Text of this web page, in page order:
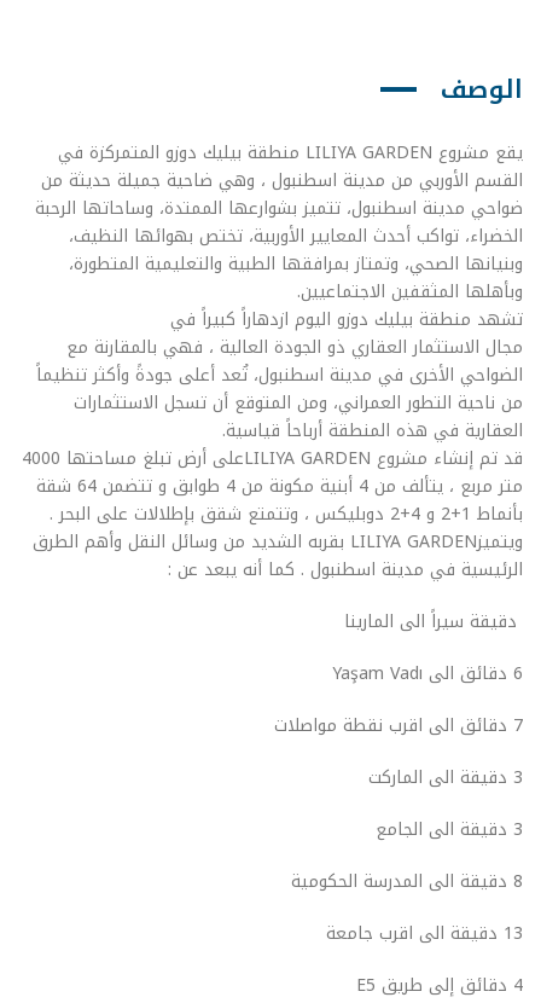
الوصف
يقع مشروع LILIYA GARDEN منطقة بيليك دوزو المتمركزة في
القسم الأوربي من مدينة اسطنبول ، وهي ضاحية جميلة حديثة من
ضواحي مدينة اسطنبول، تتميز بشوارعها الممتدة، وساحاتها الرحبة
الخضراء، تواكب أحدث المعايير الأوربية، تختص بهوائها النظيف،
وبنيانها الصحي، وتمتاز بمرافقها الطبية والتعليمية المتطورة،
وبأهلها المثقفين الاجتماعيين.
تشهد منطقة بيليك دوزو اليوم ازدهاراً كبيراً في
مجال الاستثمار العقاري ذو الجودة العالية ، فهي بالمقارنة مع
الضواحي الأخرى في مدينة اسطنبول، تُعد أعلى جودةً وأكثر تنظيماً
من ناحية التطور العمراني، ومن المتوقع أن تسجل الاستثمارات
العقارية في هذه المنطقة أرباحاً قياسية.
قد تم إنشاء مشروع LILIYA GARDENعلى أرض تبلغ مساحتها 4000
متر مربع ، يتألف من 4 أبنية مكونة من 4 طوابق و تتضمن 64 شقة
بأنماط 1+2 و 4+2 دوبليكس ، وتتمتع شقق بإطلالات على البحر .
ويتميزLILIYA GARDEN بقربه الشديد من وسائل النقل وأهم الطرق
الرئيسية في مدينة اسطنبول . كما أنه يبعد عن :
دقيقة سيراً الى المارينا
6 دقائق الى Yaşam Vadı
7 دقائق الى اقرب نقطة مواصلات
3 دقيقة الى الماركت
3 دقيقة الى الجامع
8 دقيقة الى المدرسة الحكومية
13 دقيقة الى اقرب جامعة
4 دقائق إلى طريق E5